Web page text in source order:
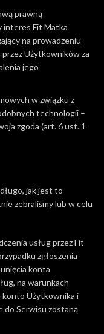
prawną
interes Fit Matka
na prowadzeniu
Użytkowników za
jego
w związku z
technologii –
zgoda (art. 6 ust. 1
jak jest to
zebraliśmy lub w celu
usług przez Fit
zgłoszenia
konta
na warunkach
konto Użytkownika i
do Serwisu zostaną